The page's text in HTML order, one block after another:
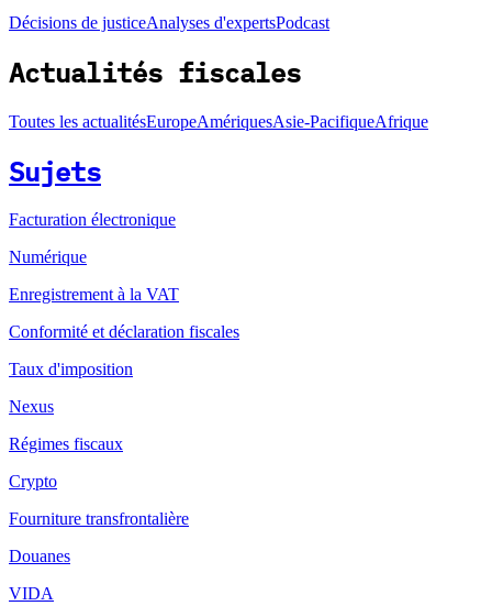
Décisions de justiceAnalyses d'expertsPodcast
Actualités fiscales
Toutes les actualitésEuropeAmériquesAsie-PacifiqueAfrique
Sujets
Facturation électronique
Numérique
Enregistrement à la VAT
Conformité et déclaration fiscales
Taux d'imposition
Nexus
Régimes fiscaux
Crypto
Fourniture transfrontalière
Douanes
VIDA